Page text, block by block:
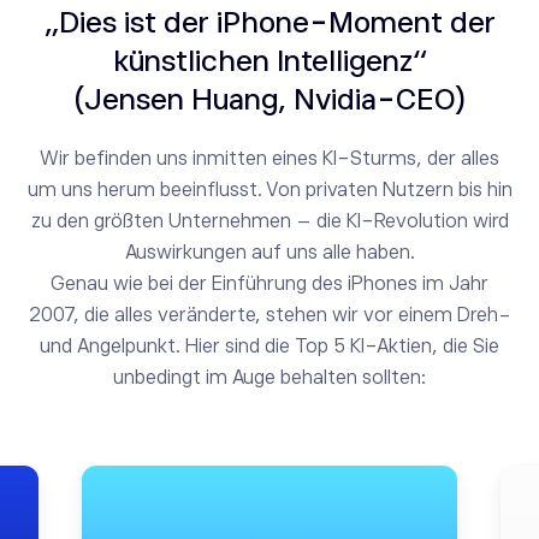
„Dies ist der iPhone-Moment der
künstlichen Intelligenz“
(Jensen Huang, Nvidia-CEO)
Wir befinden uns inmitten eines KI-Sturms, der alles
um uns herum beeinflusst. Von privaten Nutzern bis hin
zu den größten Unternehmen – die KI-Revolution wird
Auswirkungen auf uns alle haben.
Genau wie bei der Einführung des iPhones im Jahr
2007, die alles veränderte, stehen wir vor einem Dreh-
und Angelpunkt. Hier sind die Top 5 KI-Aktien, die Sie
unbedingt im Auge behalten sollten: